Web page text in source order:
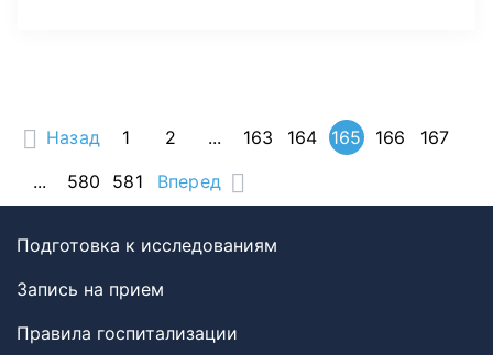
Назад 1 2 ... 163 164 165 166
167
...
580 581 Вперед
Подготовка к исследованиям
Запись на прием
Правила госпитализации